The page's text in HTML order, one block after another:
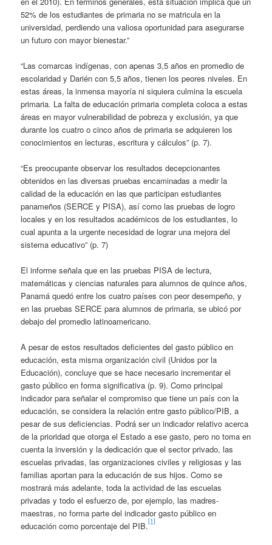
52% de los estudiantes de primaria no se matricula en la
universidad, perdiendo una valiosa oportunidad para asegurarse
un futuro con mayor bienestar.”
“Las comarcas indígenas, con apenas 3,5 años en promedio de
escolaridad y Darién con 5,5 años, tienen los peores niveles. En
estas áreas, la inmensa mayoría ni siquiera culmina la escuela
primaria. La falta de educación primaria completa coloca a estas
áreas en mayor vulnerabilidad de pobreza y exclusión, ya que
durante los cuatro o cinco años de primaria se adquieren los
conocimientos en lecturas, escritura y cálculos” (p. 7).
“Es preocupante observar los resultados decepcionantes
obtenidos en las diversas pruebas encaminadas a medir la
calidad de la educación en las que participan estudiantes
panameños (SERCE y PISA), así como las pruebas de logro
locales y en los resultados académicos de los estudiantes, lo
cual apunta a la urgente necesidad de lograr una mejora del
sistema educativo” (p. 7)
El informe señala que en las pruebas PISA de lectura,
matemáticas y ciencias naturales para alumnos de quince años,
Panamá quedó entre los cuatro países con peor desempeño, y
en las pruebas SERCE para alumnos de primaria, se ubicó por
debajo del promedio latinoamericano.
A pesar de estos resultados deficientes del gasto público en
educación, esta misma organización civil (Unidos por la
Educación), concluye que se hace necesario incrementar el
gasto público en forma significativa (p. 9). Como principal
indicador para señalar el compromiso que tiene un país con la
educación, se considera la relación entre gasto público/PIB, a
pesar de sus deficiencias. Podrá ser un indicador relativo acerca
de la prioridad que otorga el Estado a ese gasto, pero no toma en
cuenta la inversión y la dedicación que el sector privado, las
escuelas privadas, las organizaciones civiles y religiosas y las
familias aportan para la educación de sus hijos. Como se
mostrará más adelante, toda la actividad de las escuelas
privadas y todo el esfuerzo de, por ejemplo, las madres-
maestras, no forma parte del indicador gasto público en
educación como porcentaje del PIB.[1]